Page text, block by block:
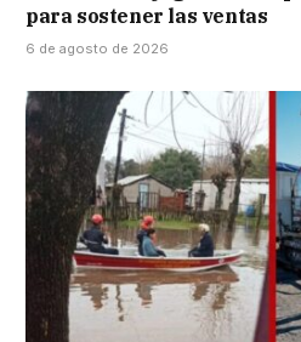
para sostener las ventas
6 de agosto de 2026